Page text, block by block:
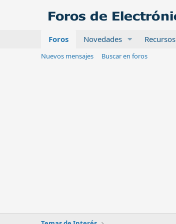
Foros Novedades Recursos
Nuevos mensajes Buscar en foros